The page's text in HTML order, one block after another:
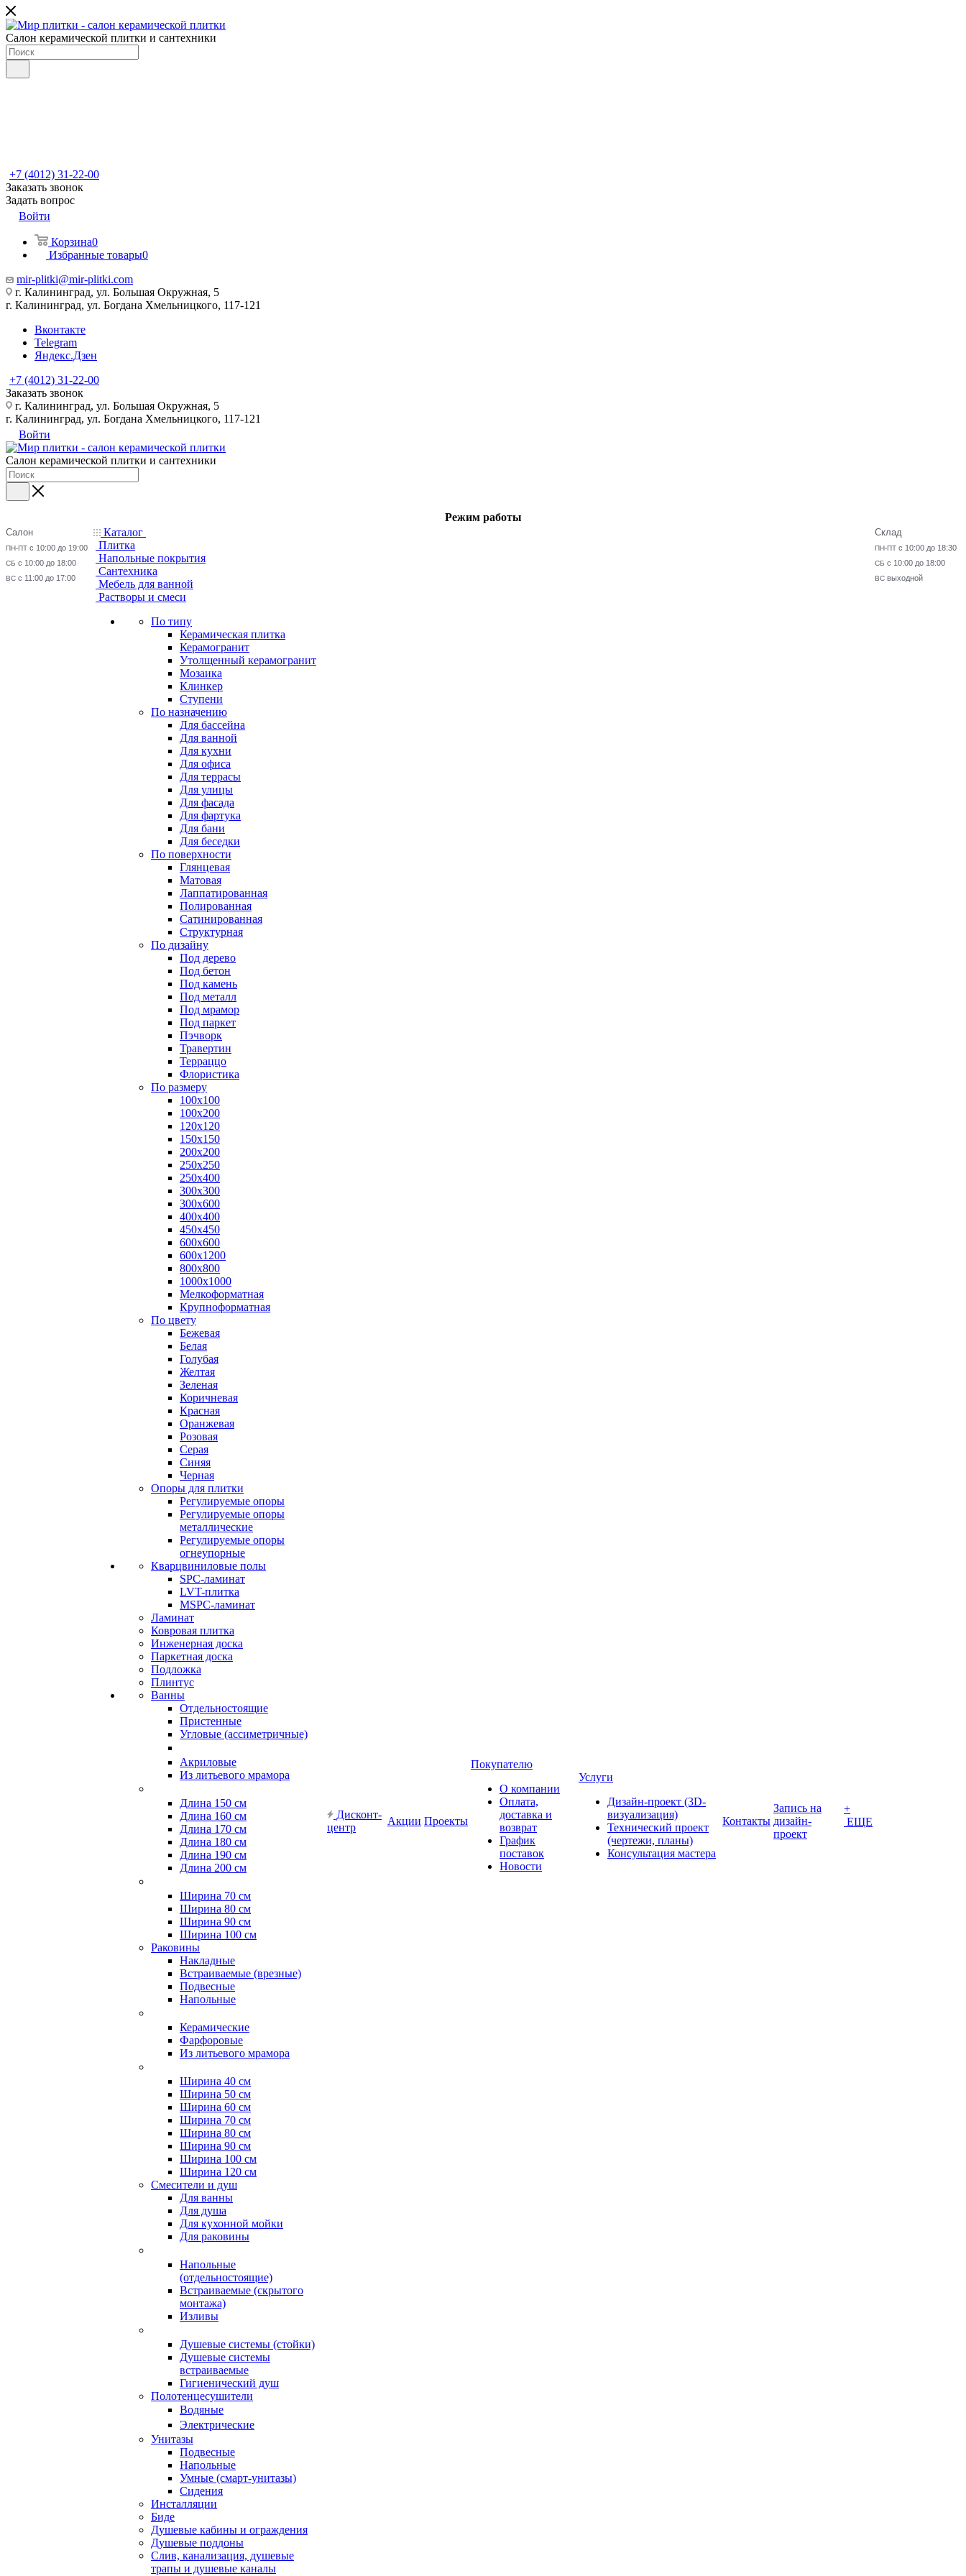
Салон керамической плитки и сантехники
+7 (4012) 31-22-00
Заказать звонок
Задать вопрос
Войти
Корзина0
Избранные товары0
mir-plitki@mir-plitki.com
г. Калининград, ул. Большая Окружная, 5
г. Калининград, ул. Богдана Хмельницкого, 117-121
Вконтакте
Telegram
Яндекс.Дзен
+7 (4012) 31-22-00
Заказать звонок
г. Калининград, ул. Большая Окружная, 5
г. Калининград, ул. Богдана Хмельницкого, 117-121
Войти
Салон керамической плитки и сантехники
Режим работы
Салон
ПН-ПТ с 10:00 до 19:00
СБ с 10:00 до 18:00
ВС с 11:00 до 17:00
Склад
ПН-ПТ с 10:00 до 18:30
СБ с 10:00 до 18:00
ВС выходной
Каталог
Плитка
Напольные покрытия
Сантехника
Мебель для ванной
Растворы и смеси
По типу
Керамическая плитка
Керамогранит
Утолщенный керамогранит
Мозаика
Клинкер
Ступени
По назначению
Для бассейна
Для ванной
Для кухни
Для офиса
Для террасы
Для улицы
Для фасада
Для фартука
Для бани
Для беседки
По поверхности
Глянцевая
Матовая
Лаппатированная
Полированная
Сатинированная
Структурная
По дизайну
Под дерево
Под бетон
Под камень
Под металл
Под мрамор
Под паркет
Пэчворк
Травертин
Терраццо
Флористика
По размеру
100х100
100х200
120х120
150х150
200х200
250х250
250х400
300х300
300х600
400х400
450х450
600х600
600х1200
800х800
1000х1000
Мелкоформатная
Крупноформатная
По цвету
Бежевая
Белая
Голубая
Желтая
Зеленая
Коричневая
Красная
Оранжевая
Розовая
Серая
Синяя
Черная
Опоры для плитки
Регулируемые опоры
Регулируемые опоры
металлические
Регулируемые опоры
огнеупорные
Кварцвиниловые полы
SPC-ламинат
LVT-плитка
MSPC-ламинат
Ламинат
Ковровая плитка
Инженерная доска
Паркетная доска
Подложка
Плинтус
Ванны
Отдельностоящие
Пристенные
Угловые (ассиметричные)
Акриловые
Из литьевого мрамора
Длина 150 см
Длина 160 см
Длина 170 см
Длина 180 см
Длина 190 см
Длина 200 см
Ширина 70 см
Ширина 80 см
Ширина 90 см
Ширина 100 см
Раковины
Накладные
Встраиваемые (врезные)
Подвесные
Напольные
Керамические
Фарфоровые
Из литьевого мрамора
Ширина 40 см
Ширина 50 см
Ширина 60 см
Ширина 70 см
Ширина 80 см
Ширина 90 см
Ширина 100 см
Ширина 120 см
Смесители и душ
Для ванны
Для душа
Для кухонной мойки
Для раковины
Напольные
(отдельностоящие)
Встраиваемые (скрытого
монтажа)
Изливы
Душевые системы (стойки)
Душевые системы
встраиваемые
Гигиенический душ
Полотенцесушители
ㅤВодяные
ㅤЭлектрические
Унитазы
Подвесные
Напольные
Умные (смарт-унитазы)
Сидения
Инсталляции
Биде
Душевые кабины и ограждения
Душевые поддоны
Слив, канализация, душевые
трапы и душевые каналы
Дисконт-
центр
Акции Проекты
Покупателю
О компании
Оплата,
доставка и
возврат
График
поставок
Новости
Услуги
Дизайн-проект (3D-
визуализация)
Технический проект
(чертежи, планы)
Консультация мастера
Контакты
Запись на
дизайн-
проект
+
ЕЩЕ